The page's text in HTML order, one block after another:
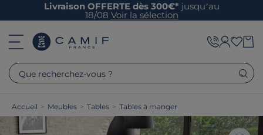
Livraison OFFERTE dès 300€* jusqu’au
18/08 Voir la sélection
Que recherchez-vous ?
Accueil > Meubles > Tables > Tables à manger